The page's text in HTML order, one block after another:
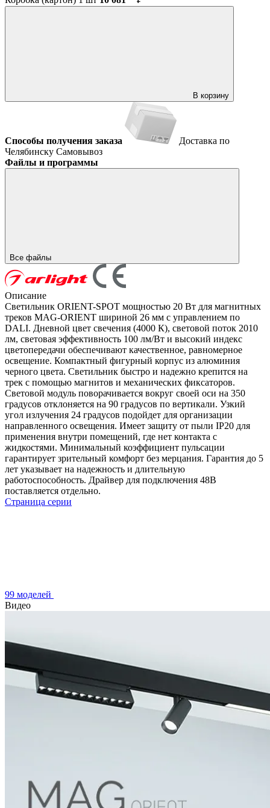
В корзину
Способы получения заказа
Доставка по
Челябинску Самовывоз
Файлы и программы
Все файлы
Описание
Светильник ORIENT-SPOT мощностью 20 Вт для магнитных
треков MAG-ORIENT шириной 26 мм с управлением по
DALI. Дневной цвет свечения (4000 К), световой поток 2010
лм, световая эффективность 100 лм/Вт и высокий индекс
цветопередачи обеспечивают качественное, равномерное
освещение. Компактный фигурный корпус из алюминия
черного цвета. Светильник быстро и надежно крепится на
трек с помощью магнитов и механических фиксаторов.
Световой модуль поворачивается вокруг своей оси на 350
градусов отклоняется на 90 градусов по вертикали. Узкий
угол излучения 24 градусов подойдет для организации
направленного освещения. Имеет защиту от пыли IP20 для
применения внутри помещений, где нет контакта с
жидкостями. Минимальный коэффициент пульсации
гарантирует зрительный комфорт без мерцания. Гарантия до 5
лет указывает на надежность и длительную
работоспособность. Драйвер для подключения 48В
поставляется отдельно.
Страница серии
99 моделей
Видео